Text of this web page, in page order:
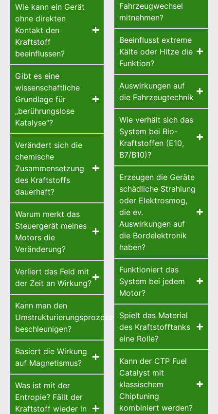
Wie kann ein Gerät
ohne direkten
Kontakt den
Kraftstoff
beeinflussen?
Gibt es eine
wissenschaftliche
Grundlage für
„berührungslose
Katalyse“?
Verändert sich die
chemische
Zusammensetzung
des Kraftstoffs
dauerhaft?
Warum merkt das
Steuergerät meines
Motors die
Veränderung?
Verliert das Feld mit
der Zeit an Wirkung?
Kann man den
Umstrukturierungsprozess
beschleunigen?
Basiert die Wirkung
auf Magnetismus?
Was ist mit der
Entropie? Fällt der
Kraftstoff wieder in
Fahrzeugwechsel
mitnehmen?
Beeinflusst extreme
Kälte oder Hitze die
Funktion?
Auswirkungen auf
die Fahrzeugtechnik
Wie verhält sich das
System bei Bio-
Kraftstoffen (E10,
B7/B10)?
Erzeugen die Geräte
schädliche Strahlung
oder Elektrosmog,
die ev.
Auswirkungen auf
die Bordelektronik
haben?
Funktioniert das
System bei jedem
Motor?
Spielt das Material
des Kraftstofftanks
eine Rolle?
Kann der CTP Fuel
Catalyst mit
klassischem
Chiptuning
kombiniert werden?